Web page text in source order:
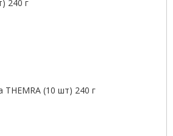
THEMRA (10 шт) 240 г